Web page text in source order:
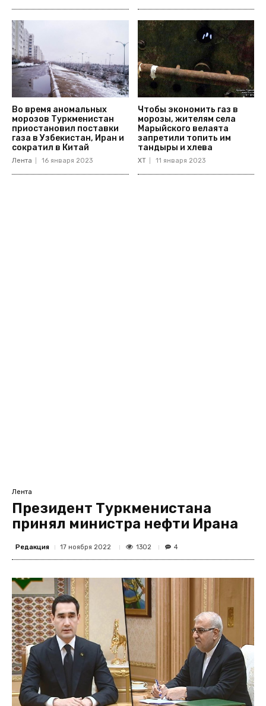
Во время аномальных
морозов Туркменистан
приостановил поставки
газа в Узбекистан, Иран и
сократил в Китай
Лента 16 января 2023
Чтобы экономить газ в
морозы, жителям села
Марыйского велаята
запретили топить им
тандыры и хлева
ХТ 11 января 2023